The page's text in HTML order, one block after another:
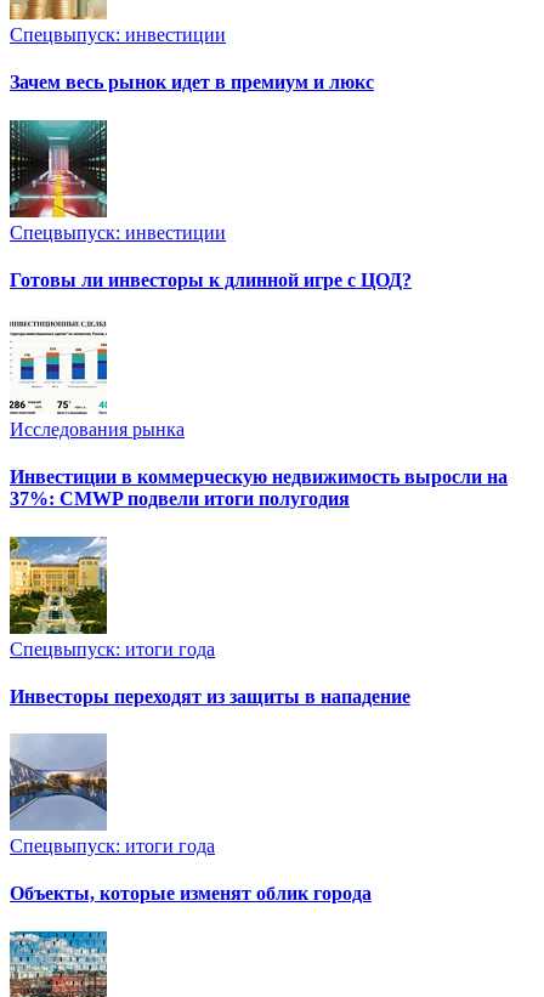
Спецвыпуск: инвестиции
Зачем весь рынок идет в премиум и люкс
Спецвыпуск: инвестиции
Готовы ли инвесторы к длинной игре с ЦОД?
Исследования рынка
Инвестиции в коммерческую недвижимость выросли на
37%: CMWP подвели итоги полугодия
Спецвыпуск: итоги года
Инвесторы переходят из защиты в нападение
Спецвыпуск: итоги года
Объекты, которые изменят облик города